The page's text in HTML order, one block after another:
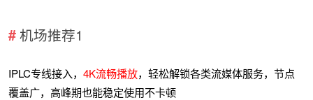
机场推荐1
IPLC专线接入，4K流畅播放，轻松解锁各类流媒体服务，节点
覆盖广，高峰期也能稳定使用不卡顿